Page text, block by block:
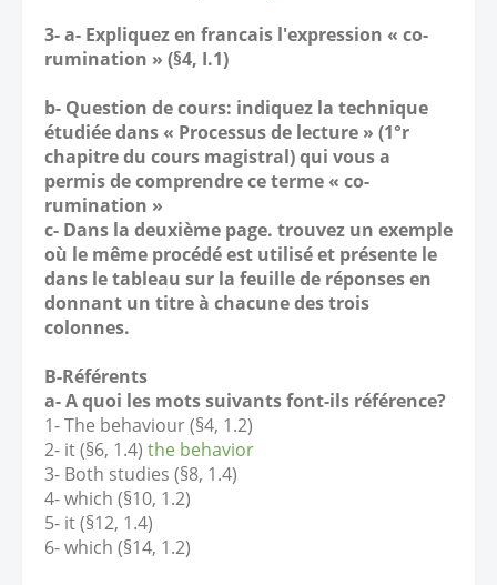
3- a- Expliquez en francais l'expression « co-
rumination » (§4, I.1)
b- Question de cours: indiquez la technique
étudiée dans « Processus de lecture » (1°r
chapitre du cours magistral) qui vous a
permis de comprendre ce terme « co-
rumination »
c- Dans la deuxième page. trouvez un exemple
où le même procédé est utilisé et présente le
dans le tableau sur la feuille de réponses en
donnant un titre à chacune des trois
colonnes.
B-Référents
a- A quoi les mots suivants font-ils référence?
1- The behaviour (§4, 1.2)
2- it (§6, 1.4) the behavior
3- Both studies (§8, 1.4)
4- which (§10, 1.2)
5- it (§12, 1.4)
6- which (§14, 1.2)